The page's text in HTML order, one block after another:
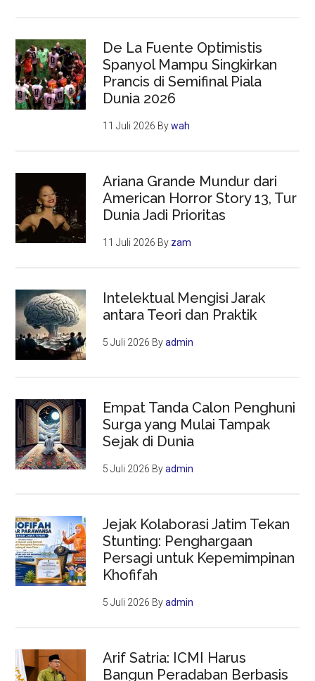
De La Fuente Optimistis
Spanyol Mampu Singkirkan
Prancis di Semifinal Piala
Dunia 2026
11 Juli 2026 Bywah
Ariana Grande Mundur dari
American Horror Story 13, Tur
Dunia Jadi Prioritas
11 Juli 2026 By zam
Intelektual Mengisi Jarak
antara Teori dan Praktik
5 Juli 2026 Byadmin
Empat Tanda Calon Penghuni
Surga yang Mulai Tampak
Sejak di Dunia
5 Juli 2026 Byadmin
Jejak Kolaborasi Jatim Tekan
Stunting: Penghargaan
Persagi untuk Kepemimpinan
Khofifah
5 Juli 2026 Byadmin
Arif Satria: ICMI Harus
Bangun Peradaban Berbasis